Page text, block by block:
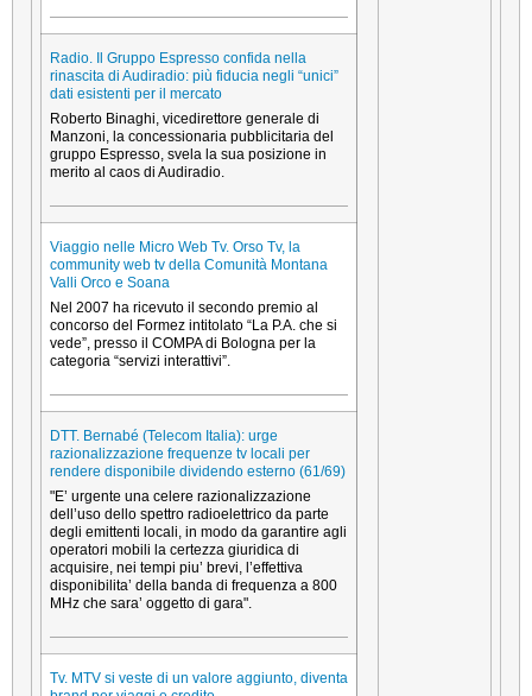
Radio. Il Gruppo Espresso confida nella
rinascita di Audiradio: più fiducia negli “unici”
dati esistenti per il mercato
Roberto Binaghi, vicedirettore generale di
Manzoni, la concessionaria pubblicitaria del
gruppo Espresso, svela la sua posizione in
merito al caos di Audiradio.
Viaggio nelle Micro Web Tv. Orso Tv, la
community web tv della Comunità Montana
Valli Orco e Soana
Nel 2007 ha ricevuto il secondo premio al
concorso del Formez intitolato “La P.A. che si
vede”, presso il COMPA di Bologna per la
categoria “servizi interattivi”.
DTT. Bernabé (Telecom Italia): urge
razionalizzazione frequenze tv locali per
rendere disponibile dividendo esterno (61/69)
"E’ urgente una celere razionalizzazione
dell’uso dello spettro radioelettrico da parte
degli emittenti locali, in modo da garantire agli
operatori mobili la certezza giuridica di
acquisire, nei tempi piu’ brevi, l’effettiva
disponibilita’ della banda di frequenza a 800
MHz che sara’ oggetto di gara".
Tv. MTV si veste di un valore aggiunto, diventa